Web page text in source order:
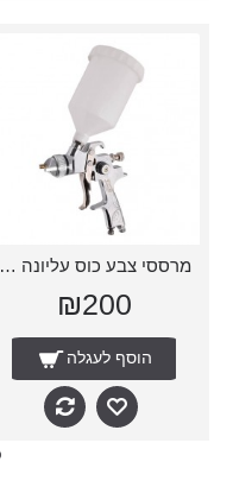
מרססי צבע כוס עליונה 1.4
₪200
הוסף לעגלה